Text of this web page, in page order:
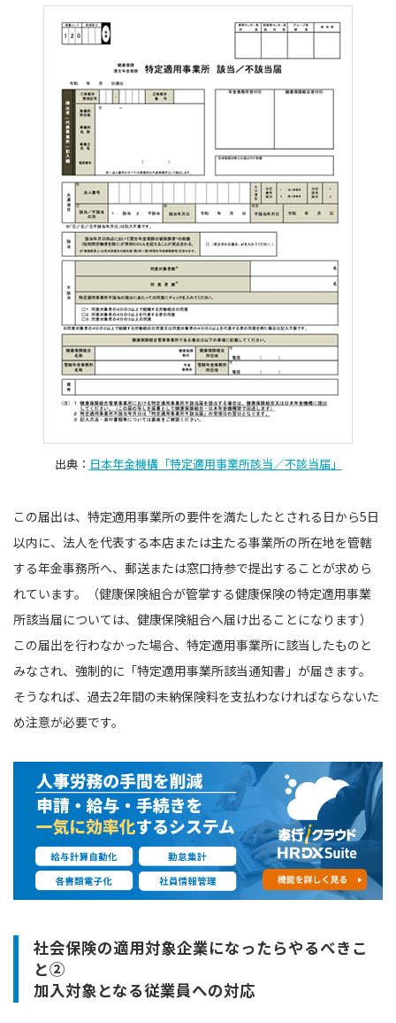
出典： 日本年金機構「特定適用事業所該当／不該当届」
この届出は、特定適用事業所の要件を満たしたとされる日から5日
以内に、法人を代表する本店または主たる事業所の所在地を管轄
する年金事務所へ、郵送または窓口持参で提出することが求めら
れています。（健康保険組合が管掌する健康保険の特定適用事業
所該当届については、健康保険組合へ届け出ることになります）
この届出を行わなかった場合、特定適用事業所に該当したものと
みなされ、強制的に「特定適用事業所該当通知書」が届きます。
そうなれば、過去2年間の未納保険料を支払わなければならないた
め注意が必要です。
社会保険の適用対象企業になったらやるべきこ
と②
加入対象となる従業員への対応